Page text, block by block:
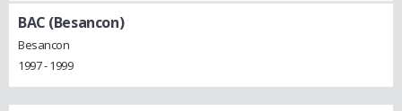
BAC (Besancon)
Besancon
1997 - 1999